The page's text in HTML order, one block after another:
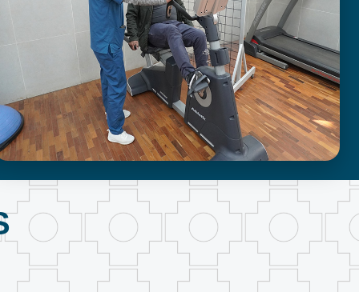
FISIOTERAPIA Y KINESIOLOGÍA